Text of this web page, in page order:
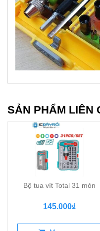
SẢN PHẨM LIÊN
Bộ tua vít Total 31 món
145.000₫